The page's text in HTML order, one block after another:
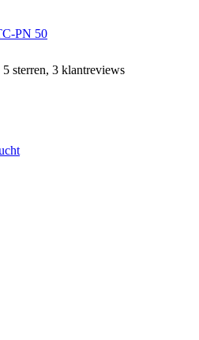
PN 50
sterren, 3 klantreviews